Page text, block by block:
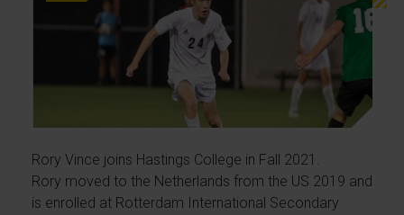
Rory Vince joins Hastings College in Fall 2021.
Rory moved to the Netherlands from the US 2019 and
is enrolled at Rotterdam International Secondary